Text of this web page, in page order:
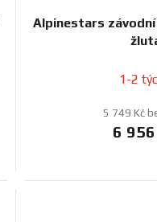
Alpinestars
1-2
5 749 Kč
6